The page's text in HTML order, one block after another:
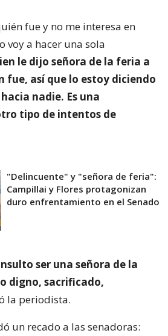
fue y no me interesa en
voy a hacer una sola
le dijo señora de la feria a
fue, así que lo estoy diciendo
nadie. Es una
tipo de intentos de
"Delincuente" y "señora de feria":
Campillai y Flores protagonizan
duro enfrentamiento en el Senado
ser una señora de la
digno, sacrificado,
la periodista.
un recado a las senadoras: